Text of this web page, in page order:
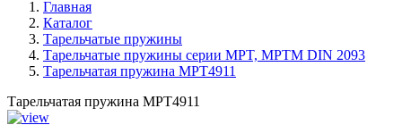
Главная
Каталог
Тарельчатые пружины
Тарельчатые пружины серии MPT, MPTM DIN 2093
Тарельчатая пружина MPT4911
Тарельчатая пружина MPT4911